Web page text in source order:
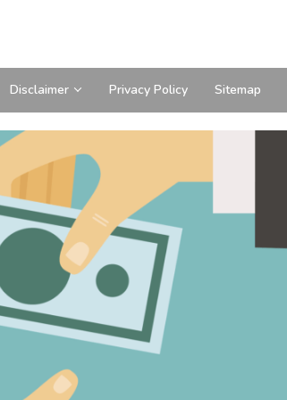
Disclaimer Privacy Policy Sitemap